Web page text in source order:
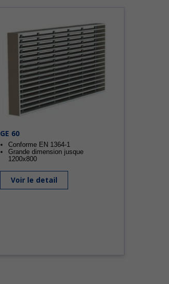
GE 60
Conforme EN 1364-1
Grande dimension jusque
1200x800
Voir le detail